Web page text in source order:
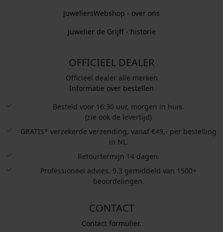
JuweliersWebshop - over ons
Juwelier de Grijff - historie
OFFICIEEL DEALER
Officieel dealer alle merken
Informatie over bestellen
Besteld voor 16:30 uur, morgen in huis.
(zie ook de levertijd)
GRATIS* verzekerde verzending, vanaf €49,- per bestelling
in NL.
Retourtermijn 14 dagen.
Professioneel advies. 9.3 gemiddeld van 1500+
beoordelingen.
CONTACT
Contact formulier.